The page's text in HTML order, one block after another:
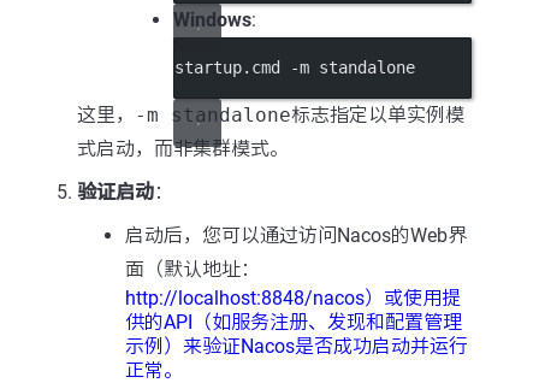
Windows:
startup.cmd -m standalone
这里， -m standalone标志指定以单实例模
式启动，而非集群模式。
验证启动：
启动后，您可以通过访问Nacos的Web界
面（默认地址：
http://localhost:8848/nacos）或使用提
供的API（如服务注册、发现和配置管理
示例）来验证Nacos是否成功启动并运行
正常。